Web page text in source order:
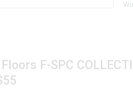
F-SPC